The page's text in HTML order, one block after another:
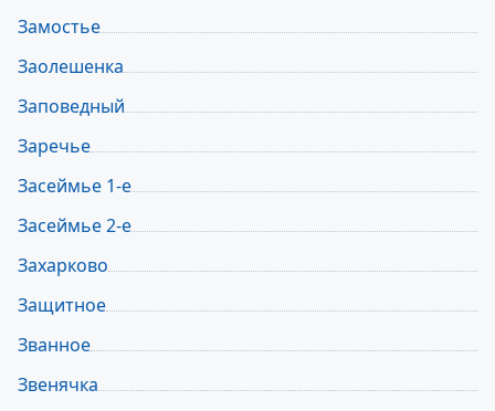
Замостье
Заолешенка
Заповедный
Заречье
Засеймье 1-е
Засеймье 2-е
Захарково
Защитное
Званное
Звенячка